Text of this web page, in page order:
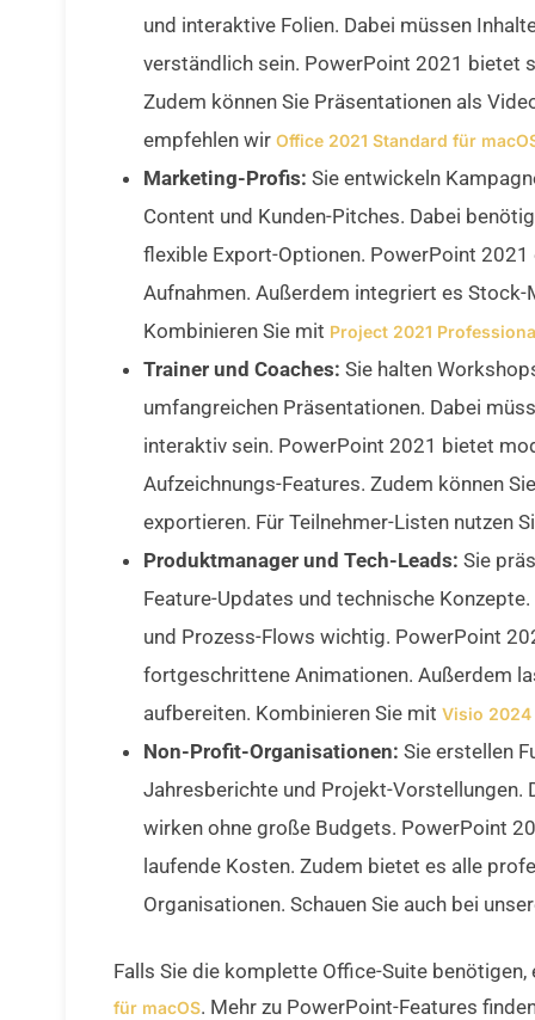
und interaktive Folien. Dabei müssen
verständlich sein. PowerPoint 2021 bietet
Zudem können Sie Präsentationen als
empfehlen wir Office 2021 Standard für
Marketing-Profis: Sie entwickeln
Content und Kunden-Pitches. Dabei
flexible Export-Optionen. PowerPoint
Aufnahmen. Außerdem integriert es
Kombinieren Sie mit Project 2021
Trainer und Coaches: Sie halten
umfangreichen Präsentationen. Dabei
interaktiv sein. PowerPoint 2021 bietet
Aufzeichnungs-Features. Zudem können
exportieren. Für Teilnehmer-Listen nutzen
Produktmanager und Tech-Leads: Sie
Feature-Updates und technische
und Prozess-Flows wichtig. PowerPoint
fortgeschrittene Animationen. Außerdem
aufbereiten. Kombinieren Sie mit Visio
Non-Profit-Organisationen: Sie erstellen
Jahresberichte und Projekt-Vorstellungen.
wirken ohne große Budgets. PowerPoint
laufende Kosten. Zudem bietet es alle
Organisationen. Schauen Sie auch bei
Falls Sie die komplette Office-Suite
für macOS. Mehr zu PowerPoint-Features